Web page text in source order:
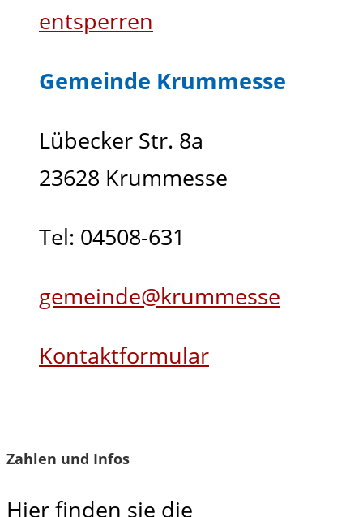
entsperren
Gemeinde Krummesse
Lübecker Str. 8a
23628 Krummesse
Tel: 04508-631
gemeinde@krummesse
Kontaktformular
Zahlen und Infos
Hier finden sie die